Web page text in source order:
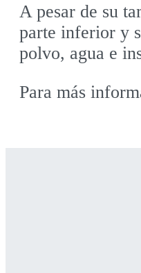
A pesar de su
parte inferior y
polvo, agua e
Para más